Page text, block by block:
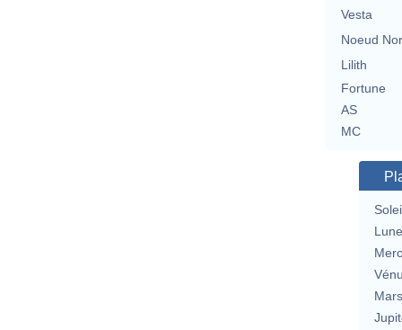
Vesta
Noeud
Lilith
Fortune
AS
MC
Lune
Mars